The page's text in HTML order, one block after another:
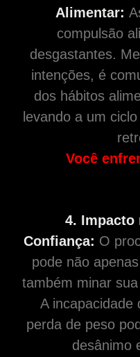
Alimentar:
compulsão
desgastantes.
intenções, é
dos hábitos
levando a um
Você
4. Impacto
Confiança: O
pode não
também minar
A incapacidade
perda de peso
desânimo